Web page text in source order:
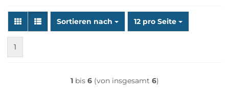
Sortieren nach 12 pro Seite
1
1bis 6(von insgesamt 6)